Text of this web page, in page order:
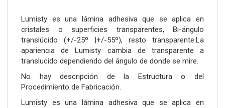
Lumisty es una lámina adhesiva que se aplica en
cristales o superficies transparentes, Bi-ángulo
translúcido (+/-25º |+/-55º), resto transparente.La
apariencia de Lumisty cambia de transparente a
translucido dependiendo del ángulo de donde se mire.
No hay descripción de la Estructura o del
Procedimiento de Fabricación.
Lumisty es una lámina adhesiva que se aplica en